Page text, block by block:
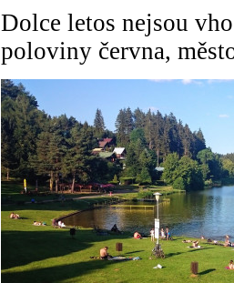
Dolce letos nejsou
poloviny června,